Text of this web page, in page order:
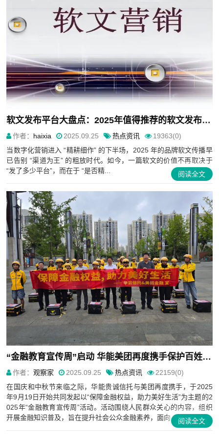
软文发布平台大盘点：2025年值得推荐的软文发布平台盘点
作者： haixia 2025.09.25 热点资讯
19363(0)
当数字化营销进入 “精耕细作” 的下半场，2025 年的品牌软文传播早
已告别 “渠道为王” 的粗放时代。如今，一篇软文的价值不再取决于
“发了多少平台”，而在于 “是否精...
阅读全文
“金融教育宣传周”启动 华能美团再度携手保护百姓钱袋
作者：观察家 2025.09.25 热点资讯
22159(0)
在国庆和中秋节来临之际，华能贵诚信托与美团再度携手，于2025
年9月19日开始共同发起以“保障金融权益，助力美好生活”为主题的2
025年“金融教育宣传周”活动。活动围绕人民群众关心的内容，组织
开展金融知识普及，旨在提升社会公众金融素养，面向... 阅读全文